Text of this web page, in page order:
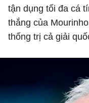
tận dụng tối đa cá
thắng của
thống trị cả giải